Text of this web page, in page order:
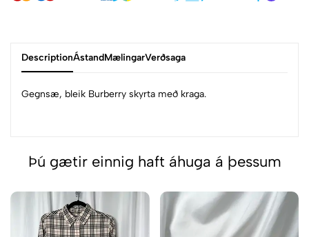
DescriptionÁstandMælingarVerðsaga
Gegnsæ, bleik Burberry skyrta með kraga.
Þú gætir einnig haft áhuga á þessum